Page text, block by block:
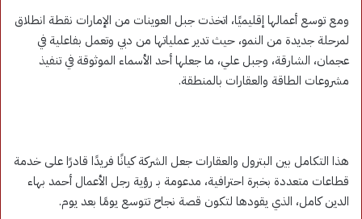
ومع توسع أعمالها إقليميًا، اتخذت جبل العوينات من الإمارات نقطة انطلاق
لمرحلة جديدة من النمو، حيث تدير عملياتها من دبي وتعمل بفاعلية في
عجمان، الشارقة، وجبل علي، ما جعلها أحد الأسماء الموثوقة في تنفيذ
مشروعات الطاقة والعقارات بالمنطقة.
هذا التكامل بين البترول والعقارات جعل الشركة كيانًا فريدًا قادرًا على خدمة
قطاعات متعددة بخبرة احترافية، مدعومة بـ رؤية رجل الأعمال أحمد بهاء
الدين كامل، الذي يقودها لتكون قصة نجاح تتوسع يومًا بعد يوم.